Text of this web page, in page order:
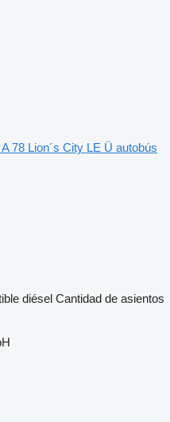
78 Lion´s City LE Ü autobús
diésel Cantidad de asientos